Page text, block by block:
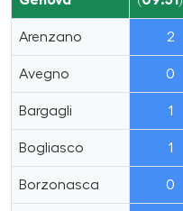
Arenzano 2
Avegno 0
Bargagli 1
Bogliasco 1
Borzonasca 0